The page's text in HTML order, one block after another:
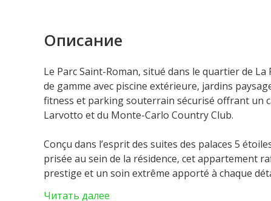
Описание
Le Parc Saint-Roman, situé dans le quartier de
de gamme avec piscine extérieure, jardins
fitness et parking souterrain sécurisé offrant un
Larvotto et du Monte-Carlo Country Club.
Conçu dans l’esprit des suites des palaces 5
prisée au sein de la résidence, cet appartement
prestige et un soin extrême apporté à chaque
Читать далее